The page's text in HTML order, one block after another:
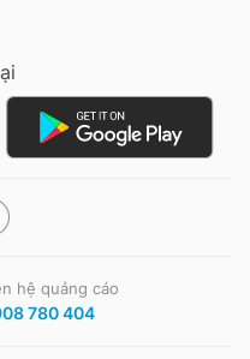
hệ quảng cáo
780 404